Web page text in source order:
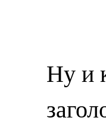
Ну и